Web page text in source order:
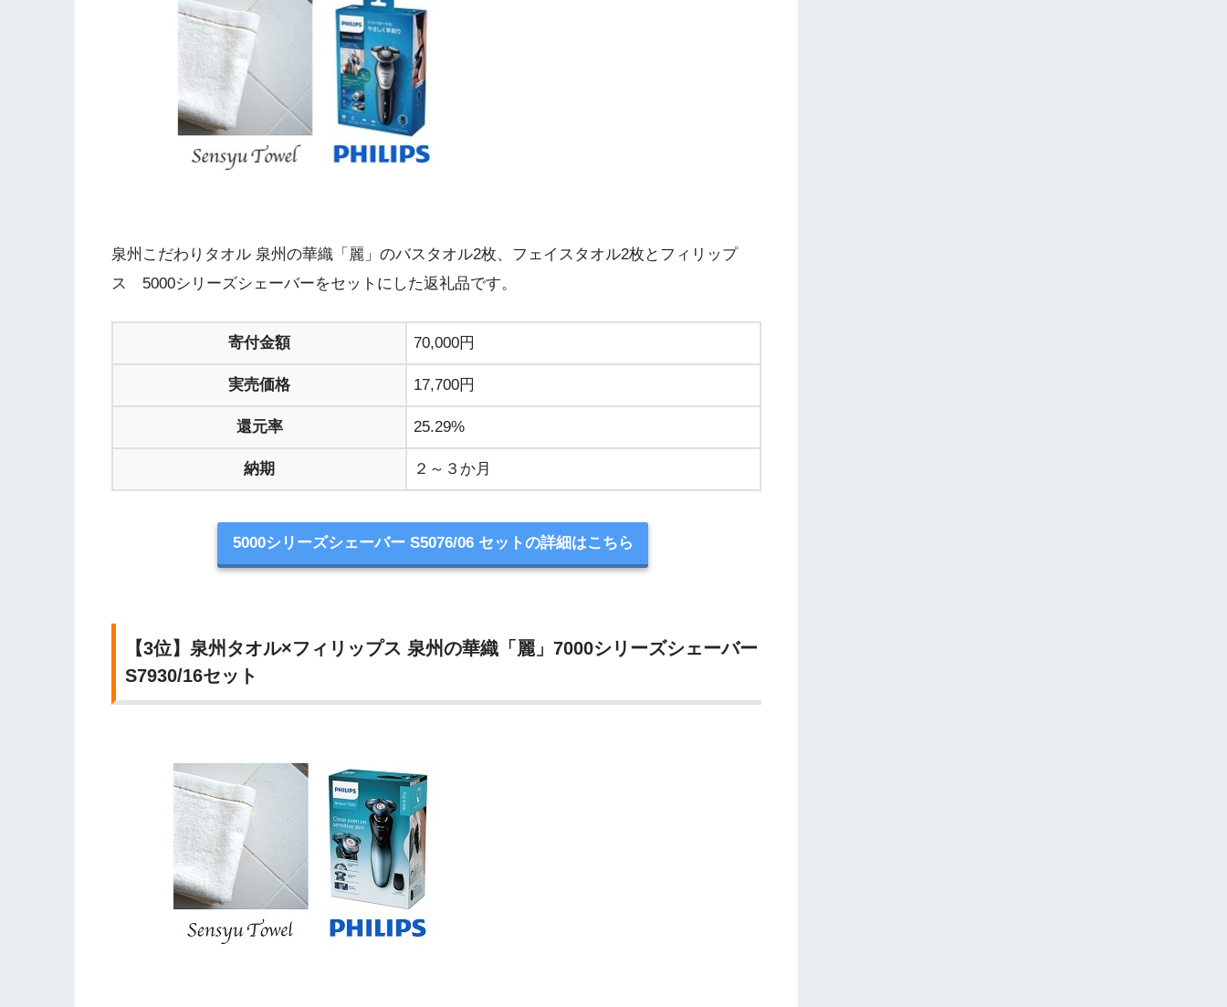
泉州こだわりタオル 泉州の華織「麗」のバスタオル2枚、フェイスタオル2枚とフィリップ
ス 5000シリーズシェーバーをセットにした返礼品です。
寄付金額 70,000円
実売価格 17,700円
還元率 25.29%
納期 ２～３か月
5000シリーズシェーバー S5076/06 セットの詳細はこちら
【3位】泉州タオル×フィリップス 泉州の華織「麗」7000シリーズシェーバー
S7930/16セット